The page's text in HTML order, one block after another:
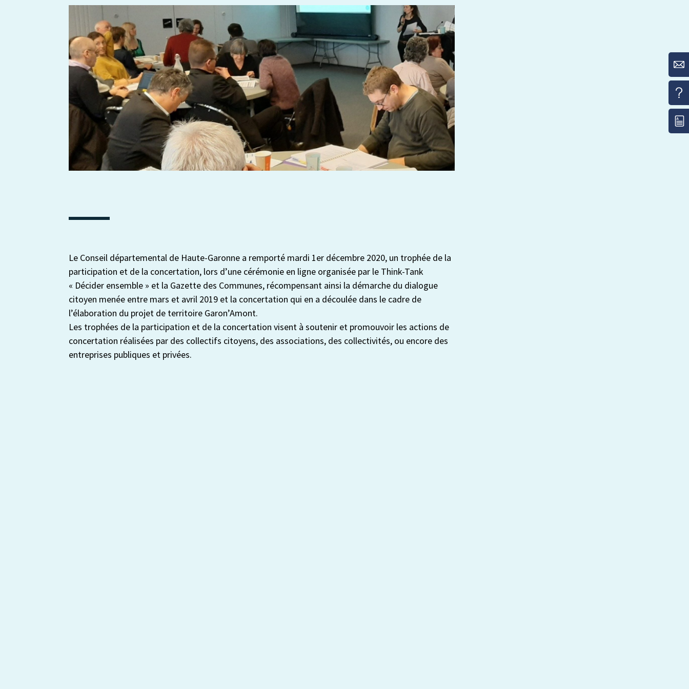
Le Conseil départemental de Haute-Garonne a remporté mardi 1er décembre 2020, un trophée de la
participation et de la concertation, lors d’une cérémonie en ligne organisée par le Think-Tank
« Décider ensemble » et la Gazette des Communes, récompensant ainsi la démarche du dialogue
citoyen menée entre mars et avril 2019 et la concertation qui en a découlée dans le cadre de
l’élaboration du projet de territoire Garon’Amont.
Les trophées de la participation et de la concertation visent à soutenir et promouvoir les actions de
concertation réalisées par des collectifs citoyens, des associations, des collectivités, ou encore des
entreprises publiques et privées.